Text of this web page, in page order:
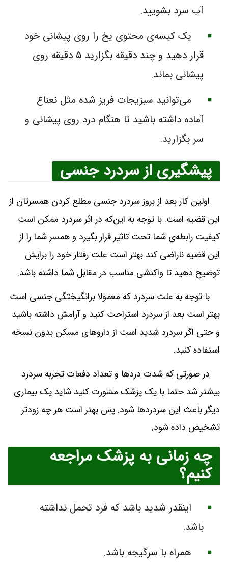
آب سرد بشویید.
یک کیسه‌ی محتوی یخ را روی پیشانی خود
قرار دهید و چند دقیقه بگزارید ۵ دقیقه روی
پیشانی بماند.
می‌توانید سبزیجات فریز شده مثل نعناع
آماده داشته باشید تا هنگام درد روی پیشانی و
سر بگزارید.
پیشگیری از سردرد جنسی
اولین کار بعد از بروز سردرد جنسی مطلع کردن همسرتان از
این قضیه است. با توجه به این‌که در اثر سردرد ممکن است
کیفیت رابطه‌ی شما تحت تاثیر قرار بگیرد و همسر شما را از
این قضیه ناراضی کند بهتر است علت رفتار خود را برایش
توضیح دهید تا واکنشی مناسب در مقابل شما داشته باشد.
با توجه به علت سردرد که معمولا برانگیختگی جنسی است
بهتر است بعد از سردرد استراحت کنید و آرامش داشته باشید
و حتی اگر سردرد شدید است از داروهای مسکن بدون نسخه
استفاده کنید.
در صورتی که شدت دردها و تعداد دفعات تجربه سردرد
بیشتر شد حتما با یک پزشک مشورت کنید شاید یک بیماری
دیگر باعث این سردردها شود. پس بهتر است هر چه زودتر
تشخیص داده شود.
چه زمانی به پزشک مراجعه
کنیم؟
اینقدر شدید باشد که فرد تحمل نداشته
باشد.
همراه با سرگیجه باشد.